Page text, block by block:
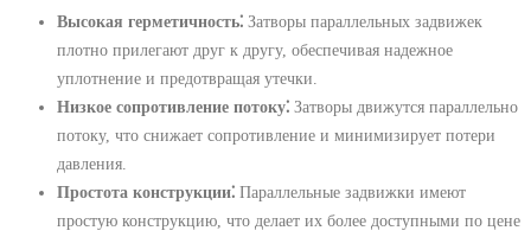
Высокая герметичность⁚ Затворы параллельных задвижек
плотно прилегают друг к другу, обеспечивая надежное
уплотнение и предотвращая утечки.
Низкое сопротивление потоку⁚ Затворы движутся параллельно
потоку, что снижает сопротивление и минимизирует потери
давления.
Простота конструкции⁚ Параллельные задвижки имеют
простую конструкцию, что делает их более доступными по цене